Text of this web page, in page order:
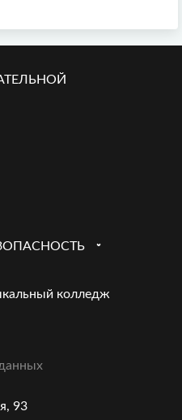
колледж
93